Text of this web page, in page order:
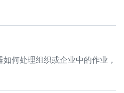
何处理组织或企业中的作业，